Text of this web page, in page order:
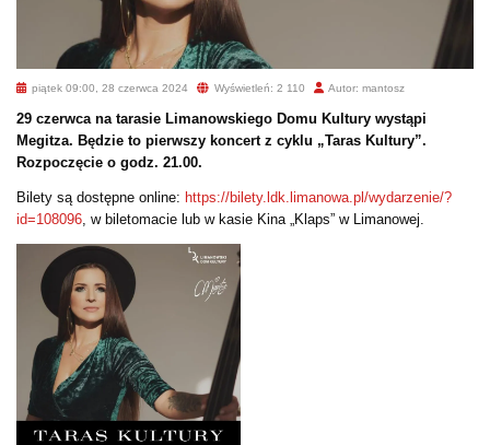
piątek 09:00, 28 czerwca 2024 Wyświetleń: 2 110 Autor: mantosz
29 czerwca na tarasie Limanowskiego Domu Kultury wystąpi
Megitza. Będzie to pierwszy koncert z cyklu „Taras Kultury”.
Rozpoczęcie o godz. 21.00.
Bilety są dostępne online: https://bilety.ldk.limanowa.pl/wydarzenie/?
id=108096 , w biletomacie lub w kasie Kina „Klaps” w Limanowej.